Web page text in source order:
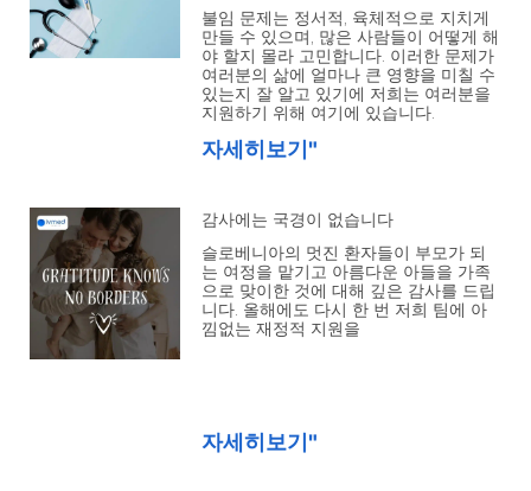
불임 문제는 정서적, 육체적으로 지치게
만들 수 있으며, 많은 사람들이 어떻게 해
야 할지 몰라 고민합니다. 이러한 문제가
여러분의 삶에 얼마나 큰 영향을 미칠 수
있는지 잘 알고 있기에 저희는 여러분을
지원하기 위해 여기에 있습니다.
자세히보기"
감사에는 국경이 없습니다
슬로베니아의 멋진 환자들이 부모가 되
는 여정을 맡기고 아름다운 아들을 가족
으로 맞이한 것에 대해 깊은 감사를 드립
니다. 올해에도 다시 한 번 저희 팀에 아
낌없는 재정적 지원을
자세히보기"